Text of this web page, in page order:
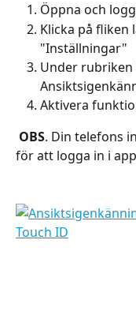
Öppna och
Klicka på
"Inställningar"
Under
Aktivera
OBS. Din telefons
för att logga in i